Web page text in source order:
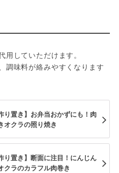
用していただけます。
調味料が絡みやすくなります
り置き】お弁当おかずにも！肉
オクラの照り焼き
り置き】断面に注目！にんじん
クラのカラフル肉巻き